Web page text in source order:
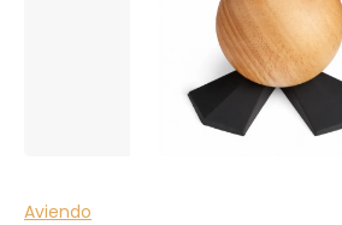
Aviendo